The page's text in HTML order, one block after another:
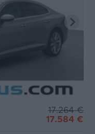
17.264 €
17.584 €